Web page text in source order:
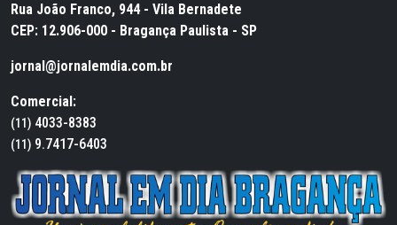
Rua João Franco, 944 - Vila Bernadete
CEP: 12.906-000 - Bragança Paulista - SP
jornal@jornalemdia.com.br
Comercial:
(11) 4033-8383
(11) 9.7417-6403